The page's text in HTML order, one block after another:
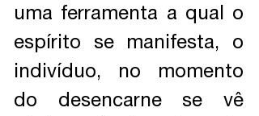
uma ferramenta a qual o
espírito se manifesta, o
indivíduo, no momento
do desencarne se vê